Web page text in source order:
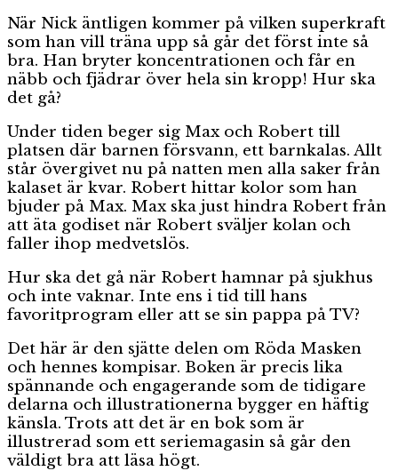
När Nick äntligen kommer på vilken superkraft
som han vill träna upp så går det först inte så
bra. Han bryter koncentrationen och får en
näbb och fjädrar över hela sin kropp! Hur ska
det gå?
Under tiden beger sig Max och Robert till
platsen där barnen försvann, ett barnkalas. Allt
står övergivet nu på natten men alla saker från
kalaset är kvar. Robert hittar kolor som han
bjuder på Max. Max ska just hindra Robert från
att äta godiset när Robert sväljer kolan och
faller ihop medvetslös.
Hur ska det gå när Robert hamnar på sjukhus
och inte vaknar. Inte ens i tid till hans
favoritprogram eller att se sin pappa på TV?
Det här är den sjätte delen om Röda Masken
och hennes kompisar. Boken är precis lika
spännande och engagerande som de tidigare
delarna och illustrationerna bygger en häftig
känsla. Trots att det är en bok som är
illustrerad som ett seriemagasin så går den
väldigt bra att läsa högt.